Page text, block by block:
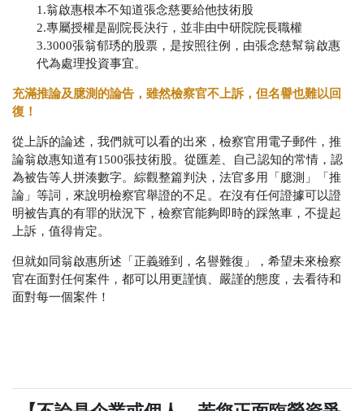
1.翁啟惠根本不知道張念慈要給他技術股
2.專屬授權是副院長決行，並非由中研院院長職權
3.3000張翁郁琇的股票，是按照往例，由張念慈幫翁啟惠
代為處理投資事宜。
充滿推論及臆測的論告，雖然檢察官不上訴，但名譽也難以回
復！
從上訴的論述，我們就可以看的出來，檢察官用電子郵件，推
論翁啟惠知道有1500張技術股。從匯差、自己認知的常情，認
為被告等人拼湊數字。綜觀整篇判決，法官多用「臆測」「推
論」等詞，來說明檢察官舉證的不足。在沒有任何證據可以證
明被告真的有罪的狀況下，檢察官能夠即時的踩煞車，不提起
上訴，值得肯定。
但就如同翁啟惠所述「正義雖到，名譽難復」，希望未來檢察
官在面對任何案件，都可以用更謹慎、嚴謹的態度，去看待和
面對每一個案件！